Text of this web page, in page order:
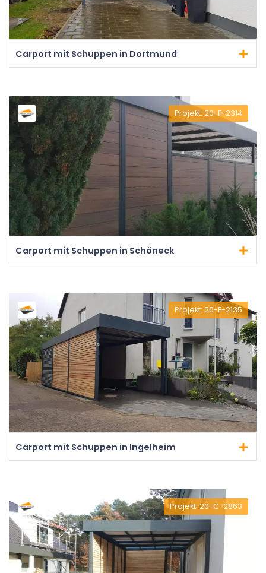
Carport mit Schuppen in Dortmund
Projekt: 20-F-2314
Carport mit Schuppen in Schöneck
Projekt: 20-F-2135
Carport mit Schuppen in Ingelheim
Projekt: 20-C-2863